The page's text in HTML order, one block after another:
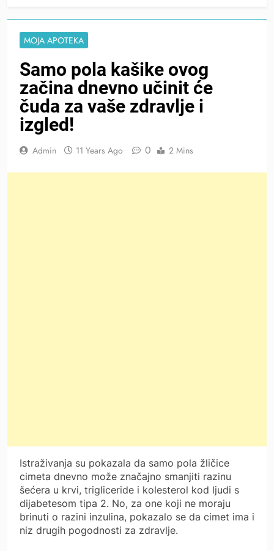
MOJA APOTEKA
Samo pola kašike ovog
začina dnevno učinit će
čuda za vaše zdravlje i
izgled!
Admin 11 Years Ago 0 2 Mins
Istraživanja su pokazala da samo pola žličice
cimeta dnevno može značajno smanjiti razinu
šećera u krvi, trigliceride i kolesterol kod ljudi s
dijabetesom tipa 2. No, za one koji ne moraju
brinuti o razini inzulina, pokazalo se da cimet ima i
niz drugih pogodnosti za zdravlje.